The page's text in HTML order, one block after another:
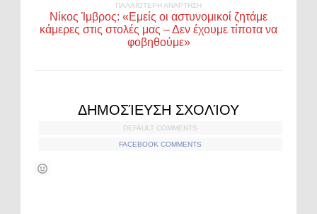
ΠΑΛΑΙΌΤΕΡΗ ΑΝΆΡΤΗΣΗ
Νίκος Ίμβρος: «Εμείς οι αστυνομικοί ζητάμε
κάμερες στις στολές μας – Δεν έχουμε τίποτα να
φοβηθούμε»
ΔΗΜΟΣΊΕΥΣΗ ΣΧΟΛΊΟΥ
DEFAULT COMMENTS
FACEBOOK COMMENTS